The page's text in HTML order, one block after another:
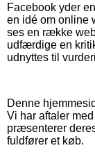
Facebook yder
en idé om online
ses en række
udfærdige en
udnyttes til
Denne
Vi har aftaler
præsenterer
fuldfører et køb.